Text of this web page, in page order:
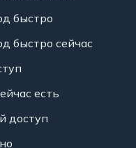
быстро
быстро сейчас
есть
доступ